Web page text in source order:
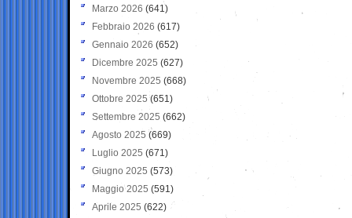
Marzo 2026 (641)
Febbraio 2026 (617)
Gennaio 2026 (652)
Dicembre 2025 (627)
Novembre 2025 (668)
Ottobre 2025 (651)
Settembre 2025 (662)
Agosto 2025 (669)
Luglio 2025 (671)
Giugno 2025 (573)
Maggio 2025 (591)
Aprile 2025 (622)